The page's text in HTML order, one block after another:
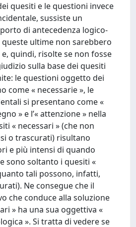
quesiti e le questioni invece
sussiste un
di antecedenza logico-
ultime non sarebbero
quindi, risolte se non fosse
sulla base dei quesiti
le questioni oggetto dei
come « necessarie », le
si presentano come «
» e l’« attenzione » nella
« necessari » (che non
o trascurati) risultano
e più intensi di quando
sono soltanto i quesiti «
tali possono, infatti,
Ne consegue che il
che conduce alla soluzione
» ha una sua oggettiva «
». Si tratta di vedere se